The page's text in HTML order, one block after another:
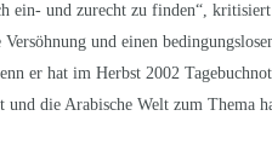
ein- und zurecht zu finden“,
und einen
er hat im Herbst 2002
die Arabische Welt zum Thema